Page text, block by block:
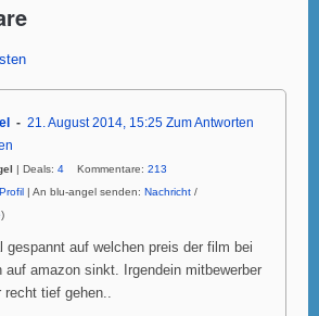
21. August 2014, 15:25 Zum Antworten
| Deals: 4 Kommentare: 213
Profil | An blu-angel senden: Nachricht /
)
gespannt auf welchen preis der film bei
auf amazon sinkt. Irgendein mitbewerber
recht tief gehen..